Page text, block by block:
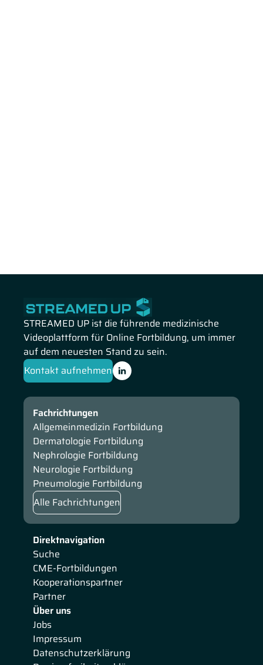
STREAMED UP ist die führende medizinische
Videoplattform für Online Fortbildung, um immer
auf dem neuesten Stand zu sein.
Kontakt aufnehmen
Direktnavigation
Suche
CME-Fortbildungen
Kooperationspartner
Partner
Über uns
Jobs
Impressum
Datenschutzerklärung
Fachrichtungen
Allgemeinmedizin Fortbildung
Dermatologie Fortbildung
Nephrologie Fortbildung
Neurologie Fortbildung
Pneumologie Fortbildung
Alle Fachrichtungen